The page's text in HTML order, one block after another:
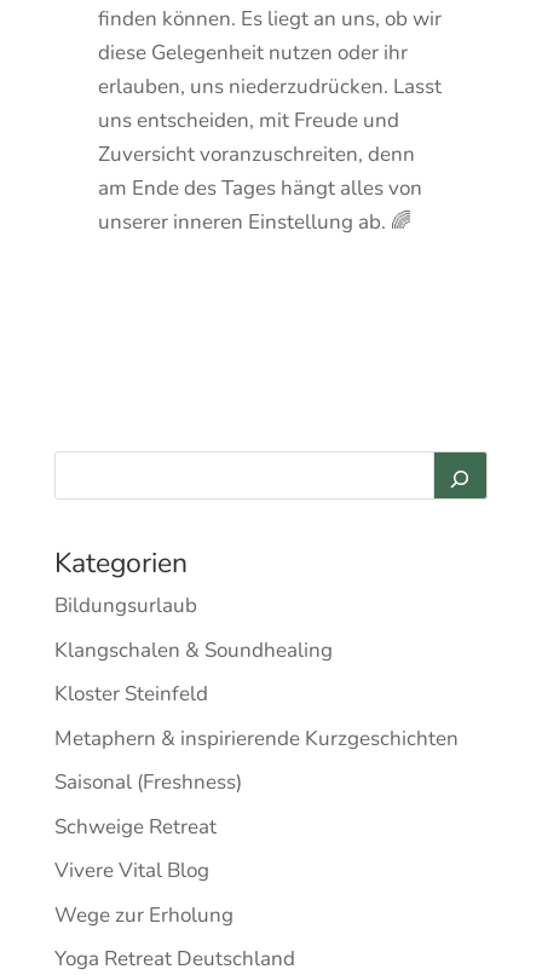
finden können. Es liegt an uns, ob wir
diese Gelegenheit nutzen oder ihr
erlauben, uns niederzudrücken. Lasst
uns entscheiden, mit Freude und
Zuversicht voranzuschreiten, denn
am Ende des Tages hängt alles von
unserer inneren Einstellung ab. 🌈
Kategorien
Bildungsurlaub
Klangschalen & Soundhealing
Kloster Steinfeld
Metaphern & inspirierende Kurzgeschichten
Saisonal (Freshness)
Schweige Retreat
Vivere Vital Blog
Wege zur Erholung
Yoga Retreat Deutschland